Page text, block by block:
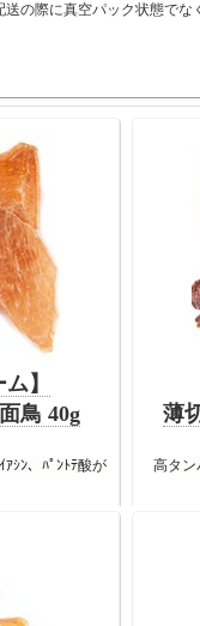
の際に真空パック状態で
】
鳥 40g
ｼﾝ、ﾊﾟﾝﾄﾃ酸が
薄
高タン